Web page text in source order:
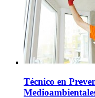
Técnico en